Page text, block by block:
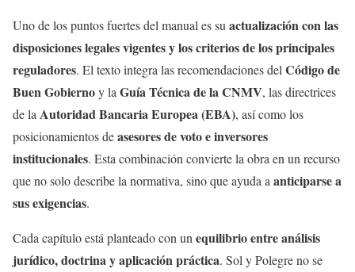
Uno de los puntos fuertes del manual es su actualización con las
disposiciones legales vigentes y los criterios de los principales
reguladores. El texto integra las recomendaciones del Código de
Buen Gobiernoy la Guía Técnica de la CNMV, las directrices
de la Autoridad Bancaria Europea (EBA), así como los
posicionamientos deasesores de voto e inversores
institucionales. Esta combinación convierte la obra en un recurso
que no solo describe la normativa, sino que ayuda a anticiparse a
sus exigencias.
Cada capítulo está planteado con un equilibrio entre análisis
jurídico, doctrina y aplicación práctica. Sol y Polegre no se